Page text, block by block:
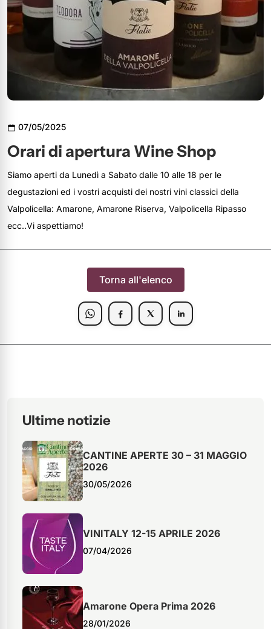
07/05/2025
Orari di apertura Wine Shop
Siamo aperti da Lunedì a Sabato dalle 10 alle 18 per le
degustazioni ed i vostri acquisti dei nostri vini classici della
Valpolicella: Amarone, Amarone Riserva, Valpolicella Ripasso
ecc..Vi aspettiamo!
Torna all'elenco
Ultime notizie
CANTINE APERTE 30 – 31 MAGGIO
2026
30/05/2026
VINITALY 12-15 APRILE 2026
07/04/2026
Amarone Opera Prima 2026
28/01/2026